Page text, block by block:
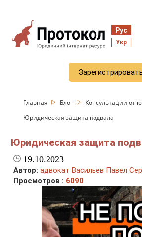
Рус
Укр
Главная Блог
Консультации от
Юридическая защита подвала
Юридическая защита
19.10.2023
Автор: адвокат Васильев Павел
Просмотров : 6090